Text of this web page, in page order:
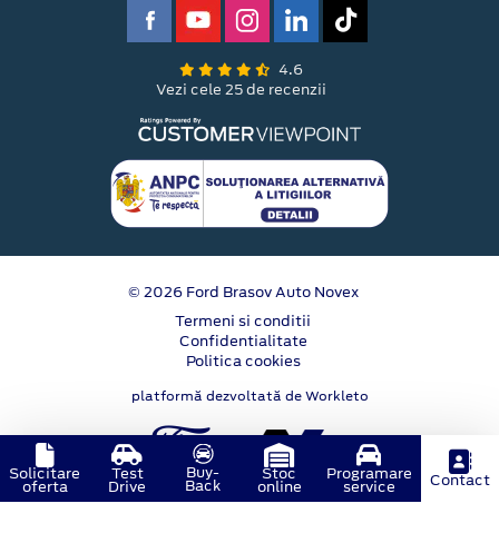
4.6
Vezi cele 25 de recenzii
© 2026 Ford Brasov Auto Novex
Termeni si conditii
Confidentialitate
Politica cookies
platformă dezvoltată de Workleto
Solicitare
oferta
Test
Drive
Buy-
Back
Stoc
online
Programare
service Contact